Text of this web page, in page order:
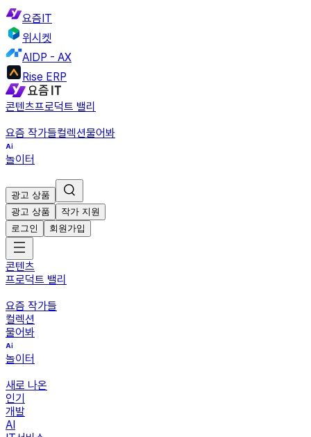
요즘IT
위시켓
AIDP - AX
Rise ERP
콘텐츠프로덕트 밸리
요즘 작가들컬렉션물어봐
놀이터
광고 상품
광고 상품
작가 지원
로그인
회원가입
콘텐츠
프로덕트 밸리
요즘 작가들
컬렉션
물어봐
놀이터
새로 나온
인기
개발
AI